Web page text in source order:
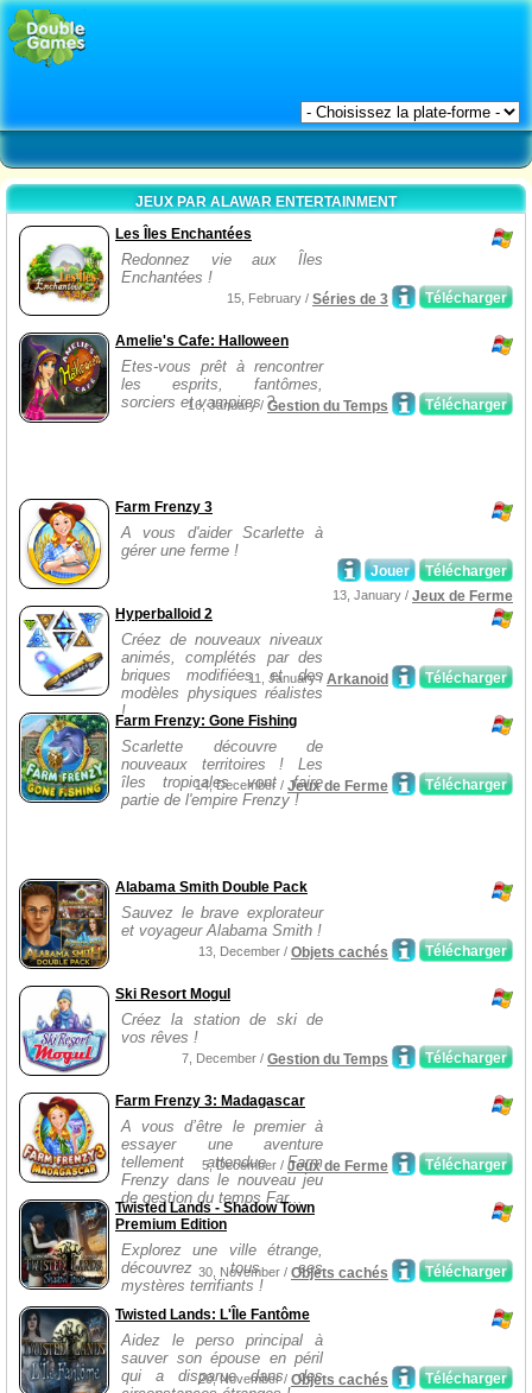
JEUX PAR ALAWAR ENTERTAINMENT
Les Îles Enchantées
Redonnez vie aux Îles
Enchantées !
Télécharger
15, February / Séries de 3
Amelie's Cafe: Halloween
Etes-vous prêt à rencontrer
les esprits, fantômes,
sorciers et vampires ?
Télécharger
16, January / Gestion du Temps
Farm Frenzy 3
A vous d'aider Scarlette à
gérer une ferme !
Télécharger
Jouer
13, January / Jeux de Ferme
Hyperballoid 2
Créez de nouveaux niveaux
animés, complétés par des
briques modifiées et des
modèles physiques réalistes
!
Télécharger
11, January / Arkanoid
Farm Frenzy: Gone Fishing
Scarlette découvre de
nouveaux territoires ! Les
îles tropicales vont faire
partie de l'empire Frenzy !
Télécharger
14, December / Jeux de Ferme
Alabama Smith Double Pack
Sauvez le brave explorateur
et voyageur Alabama Smith !
Télécharger
13, December / Objets cachés
Ski Resort Mogul
Créez la station de ski de
vos rêves !
Télécharger
7, December / Gestion du Temps
Farm Frenzy 3: Madagascar
A vous d’être le premier à
essayer une aventure
tellement attendue Farm
Frenzy dans le nouveau jeu
de gestion du temps Far...
Télécharger
5, December / Jeux de Ferme
Twisted Lands - Shadow Town
Premium Edition
Explorez une ville étrange,
découvrez tous ses
mystères terrifiants !
Télécharger
30, November / Objets cachés
Twisted Lands: L'Île Fantôme
Aidez le perso principal à
sauver son épouse en péril
qui a disparue dans des
Télécharger
20, November / Objets cachés